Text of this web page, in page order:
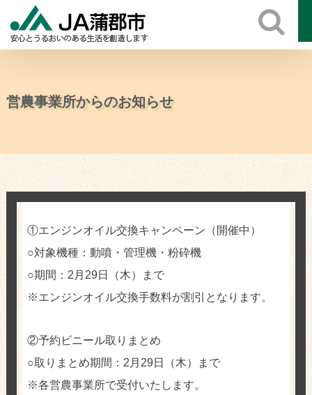
営農事業所からのお知らせ
①エンジンオイル交換キャンペーン（開催中）
○対象機種：動噴・管理機・粉砕機
○期間：2月29日（木）まで
※エンジンオイル交換手数料が割引となります。
②予約ビニール取りまとめ
○取りまとめ期間：2月29日（木）まで
※各営農事業所で受付いたします。